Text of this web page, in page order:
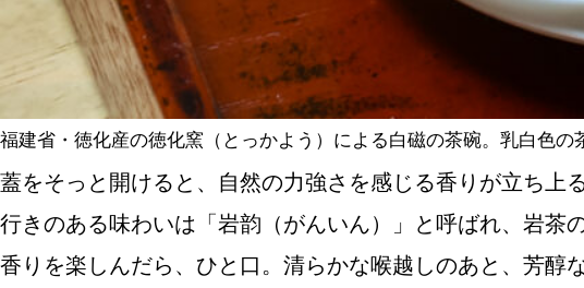
福建省・徳化産の徳化窯（とっかよう）による白磁の茶碗。乳白色
蓋をそっと開けると、自然の力強さを感じる香りが立ち
行きのある味わいは「岩韵（がんいん）」と呼ばれ、岩茶
香りを楽しんだら、ひと口。清らかな喉越しのあと、芳醇